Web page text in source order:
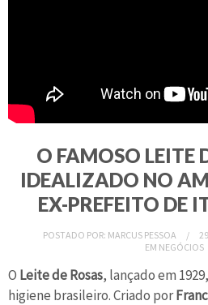
O FAMOSO LEITE
IDEALIZADO NO
EX-PREFEITO DE
POSTADO POR: MARCUS PESSOA
EM NEGÓCIOS
O Leite de Rosas, lançado em
higiene brasileiro. Criado por